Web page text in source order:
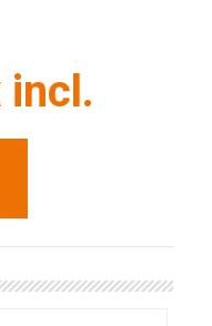
incl.